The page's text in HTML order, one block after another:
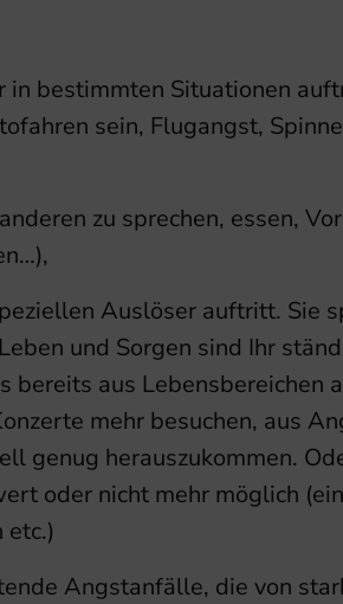
bestimmten Situationen
sein, Flugangst,
zu sprechen, essen,
Auslöser auftritt. Sie
und Sorgen sind Ihr
aus Lebensbereichen
mehr besuchen, aus
genug herauszukommen.
oder nicht mehr möglich
etc.)
Angstanfälle, die von